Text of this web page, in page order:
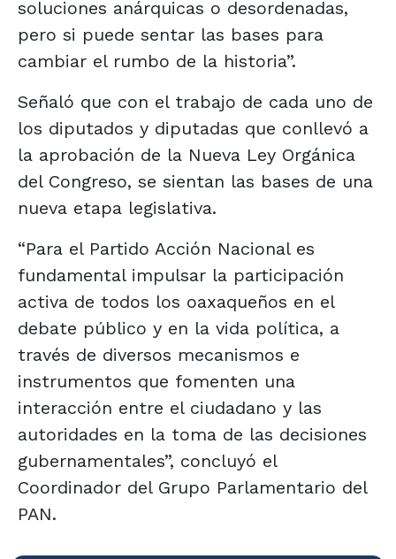
soluciones anárquicas o desordenadas,
pero si puede sentar las bases para
cambiar el rumbo de la historia”.
Señaló que con el trabajo de cada uno de
los diputados y diputadas que conllevó a
la aprobación de la Nueva Ley Orgánica
del Congreso, se sientan las bases de una
nueva etapa legislativa.
“Para el Partido Acción Nacional es
fundamental impulsar la participación
activa de todos los oaxaqueños en el
debate público y en la vida política, a
través de diversos mecanismos e
instrumentos que fomenten una
interacción entre el ciudadano y las
autoridades en la toma de las decisiones
gubernamentales”, concluyó el
Coordinador del Grupo Parlamentario del
PAN.